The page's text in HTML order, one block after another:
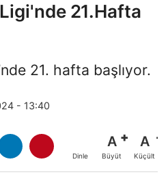
21.Hafta
21. hafta başlıyor.
- 13:40
Dinle
A
Büyüt
A
Küçült